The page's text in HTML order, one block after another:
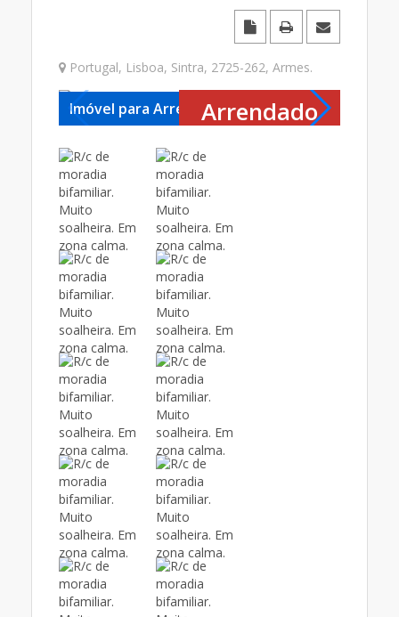
Portugal, Lisboa, Sintra, 2725-262, Armes.
Imóvel para ArrendarArrendado